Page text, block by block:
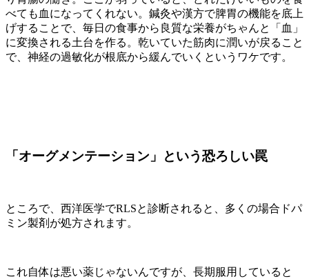
べても血になってくれない。鍼灸や漢方で脾胃の機能を底上
げすることで、毎日の食事から良質な栄養がちゃんと「血」
に変換される土台を作る。乾いていた筋肉に潤いが戻ること
で、神経の過敏化が根底から緩んでいくというワケです。
「オーグメンテーション」という恐ろしい罠
ところで、西洋医学でRLSと診断されると、多くの場合ドパ
ミン製剤が処方されます。
これ自体は悪い薬じゃないんですが、長期服用していると